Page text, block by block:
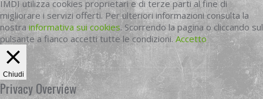
IMDI utilizza cookies proprietari e di terze parti al fine di
migliorare i servizi offerti. Per ulteriori informazioni consulta la
nostrainformativa sui cookies. Scorrendo la pagina o cliccando sul
pulsante a fianco accetti tutte le condizioni. Accetto
Chiudi
Privacy Overview